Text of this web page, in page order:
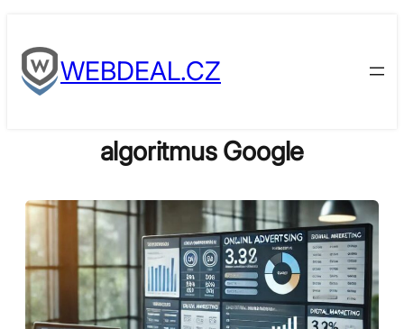
to
contentWEBDEAL.CZ
algoritmus Google